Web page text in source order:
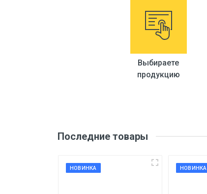
Выбираете
продукцию
Последние товары
НОВИНКА НОВИНКА